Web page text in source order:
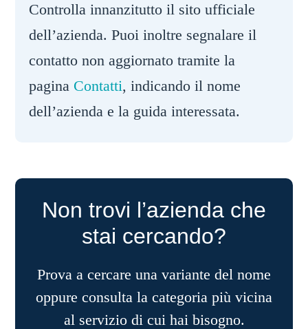
Controlla innanzitutto il sito ufficiale
dell’azienda. Puoi inoltre segnalare il
contatto non aggiornato tramite la
pagina Contatti, indicando il nome
dell’azienda e la guida interessata.
Non trovi l’azienda che
stai cercando?
Prova a cercare una variante del nome
oppure consulta la categoria più vicina
al servizio di cui hai bisogno.